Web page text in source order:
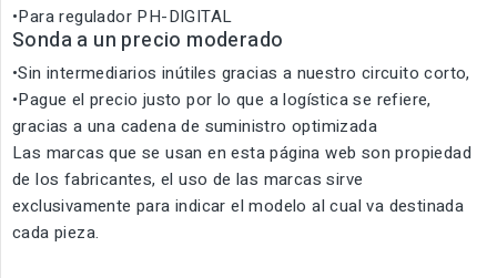
•Para regulador PH-DIGITAL
Sonda a un precio moderado
•Sin intermediarios inútiles gracias a nuestro circuito corto,
•Pague el precio justo por lo que a logística se refiere,
gracias a una cadena de suministro optimizada
Las marcas que se usan en esta página web son propiedad
de los fabricantes, el uso de las marcas sirve
exclusivamente para indicar el modelo al cual va destinada
cada pieza.